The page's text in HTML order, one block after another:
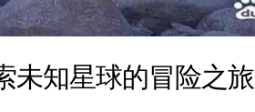
未知星球的冒险之旅